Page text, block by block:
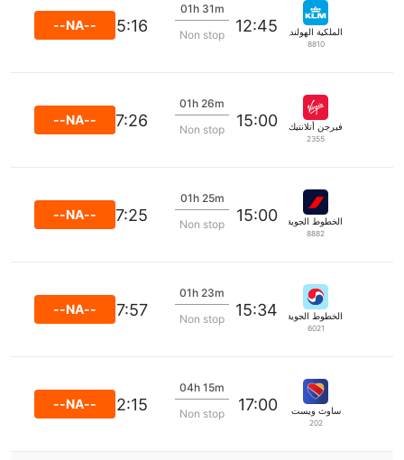
الملكية الهولندية كي إل إم
8810
12:45
01h 31m
Non stop
15:16
--NA--
فيرجن أتلانتيك
2355
15:00
01h 26m
Non stop
17:26
--NA--
الخطوط الجوية الفرنسية
8882
15:00
01h 25m
Non stop
17:25
--NA--
الخطوط الجوية الكورية
6021
15:34
01h 23m
Non stop
17:57
--NA--
ساوث ويست
202
17:00
04h 15m
Non stop
22:15
--NA--